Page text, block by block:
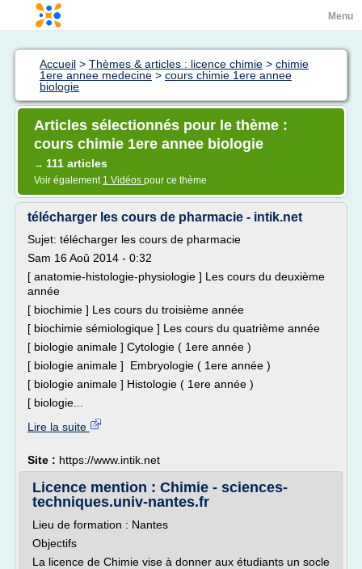
Menu
Accueil > Thèmes & articles : licence chimie > chimie
1ere annee medecine > cours chimie 1ere annee
biologie
Articles sélectionnés pour le thème :
cours chimie 1ere annee biologie
→ 111 articles
Voir également 1 Vidéos pour ce thème
télécharger les cours de pharmacie - intik.net
Sujet: télécharger les cours de pharmacie
Sam 16 Aoû 2014 - 0:32
[ anatomie-histologie-physiologie ] Les cours du deuxième
année
[ biochimie ] Les cours du troisième année
[ biochimie sémiologique ] Les cours du quatrième année
[ biologie animale ] Cytologie ( 1ere année )
[ biologie animale ] Embryologie ( 1ere année )
[ biologie animale ] Histologie ( 1ere année )
[ biologie...
Lire la suite
Site : https://www.intik.net
Licence mention : Chimie - sciences-
techniques.univ-nantes.fr
Lieu de formation : Nantes
Objectifs
La licence de Chimie vise à donner aux étudiants un socle